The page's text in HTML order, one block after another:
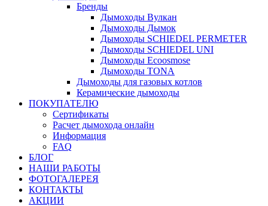
Бренды
Дымоходы Вулкан
Дымоходы Дымок
Дымоходы SCHIEDEL PERMETER
Дымоходы SCHIEDEL UNI
Дымоходы Ecoosmose
Дымоходы TONA
Дымоходы для газовых котлов
Керамические дымоходы
ПОКУПАТЕЛЮ
Сертификаты
Расчет дымохода онлайн
Информация
FAQ
БЛОГ
НАШИ РАБОТЫ
ФОТОГАЛЕРЕЯ
КОНТАКТЫ
АКЦИИ